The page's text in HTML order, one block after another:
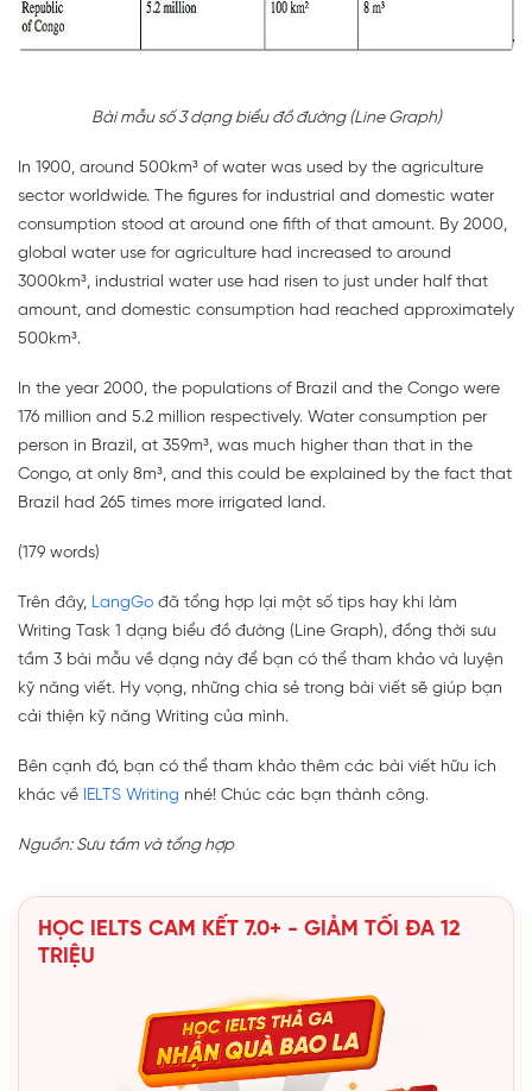
Bài mẫu số 3 dạng biểu đồ đường (Line Graph)
In 1900, around 500km³ of water was used by the agriculture
sector worldwide. The figures for industrial and domestic water
consumption stood at around one fifth of that amount. By 2000,
global water use for agriculture had increased to around
3000km³, industrial water use had risen to just under half that
amount, and domestic consumption had reached approximately
500km³.
In the year 2000, the populations of Brazil and the Congo were
176 million and 5.2 million respectively. Water consumption per
person in Brazil, at 359m³, was much higher than that in the
Congo, at only 8m³, and this could be explained by the fact that
Brazil had 265 times more irrigated land.
(179 words)
Trên đây, LangGo đã tổng hợp lại một số tips hay khi làm
Writing Task 1 dạng biểu đồ đường (Line Graph), đồng thời sưu
tầm 3 bài mẫu về dạng này để bạn có thể tham khảo và luyện
kỹ năng viết. Hy vọng, những chia sẻ trong bài viết sẽ giúp bạn
cải thiện kỹ năng Writing của mình.
Bên cạnh đó, bạn có thể tham khảo thêm các bài viết hữu ích
khác về IELTS Writing nhé! Chúc các bạn thành công.
Nguồn: Sưu tầm và tổng hợp
HỌC IELTS CAM KẾT 7.0+ - GIẢM TỐI ĐA 12
TRIỆU